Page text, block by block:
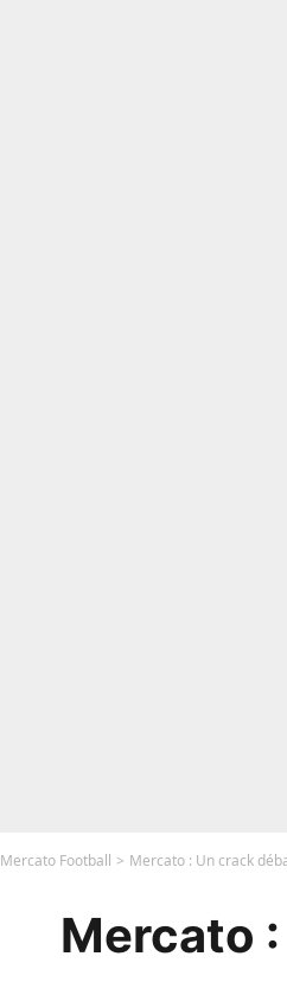
Mercato Football Mercato : Un crack
Mercato